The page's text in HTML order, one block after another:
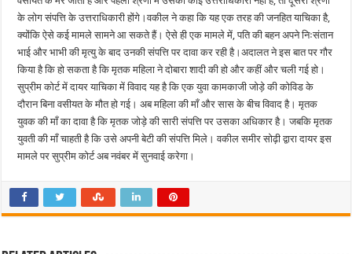
के लोग संपत्ति के उत्तराधिकारी होंगे।वकील ने कहा कि यह एक तरह की जनहित याचिका है,
क्योंकि ऐसे कई मामले सामने आ सकते हैं। ऐसे ही एक मामले में, पति की बहन अपने निःसंतान
भाई और भाभी की मृत्यु के बाद उनकी संपत्ति पर दावा कर रही है।अदालत ने इस बात पर गौर
किया है कि हो सकता है कि मृतक महिला ने दोबारा शादी की हो और कहीं और चली गई हो।
सुप्रीम कोर्ट में दायर याचिका में विवाद यह है कि एक युवा कामकाजी जोड़े की कोविड के
दौरान बिना वसीयत के मौत हो गई। अब महिला की माँ और सास के बीच विवाद है। मृतक
युवक की माँ का दावा है कि मृतक जोड़े की सारी संपत्ति पर उसका अधिकार है। जबकि मृतक
युवती की माँ चाहती है कि उसे अपनी बेटी की संपत्ति मिले। वकील समीर सोढ़ी द्वारा दायर इस
मामले पर सुप्रीम कोर्ट अब नवंबर में सुनवाई करेगा।